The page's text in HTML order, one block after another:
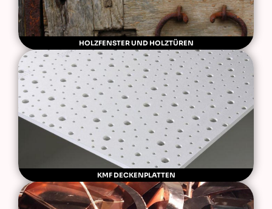
HOLZFENSTER UND HOLZTÜREN
KMF DECKENPLATTEN